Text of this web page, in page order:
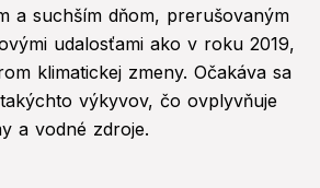
a suchším dňom, prerušovaným
udalosťami ako v roku 2019,
klimatickej zmeny. Očakáva sa
výkyvov, čo ovplyvňuje
a vodné zdroje.